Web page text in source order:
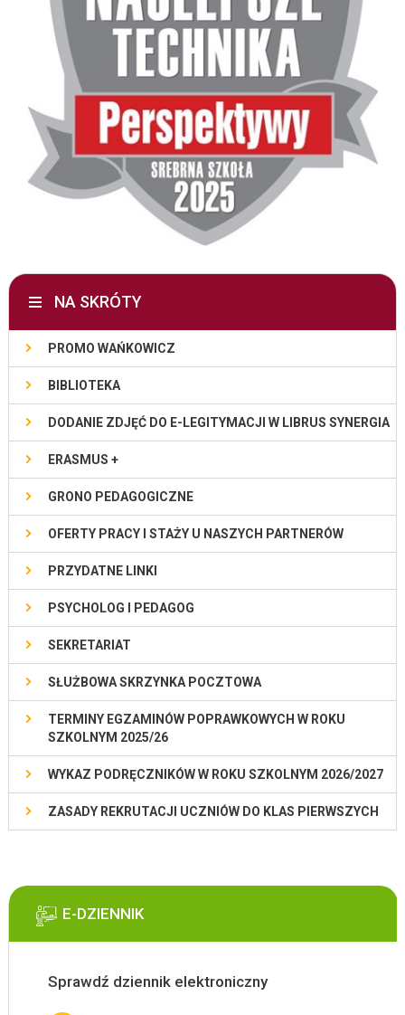
NA SKRÓTY
PROMO WAŃKOWICZ
BIBLIOTEKA
DODANIE ZDJĘĆ DO E-LEGITYMACJI W LIBRUS SYNERGIA
ERASMUS +
GRONO PEDAGOGICZNE
OFERTY PRACY I STAŻY U NASZYCH PARTNERÓW
PRZYDATNE LINKI
PSYCHOLOG I PEDAGOG
SEKRETARIAT
SŁUŻBOWA SKRZYNKA POCZTOWA
TERMINY EGZAMINÓW POPRAWKOWYCH W ROKU
SZKOLNYM 2025/26
WYKAZ PODRĘCZNIKÓW W ROKU SZKOLNYM 2026/2027
ZASADY REKRUTACJI UCZNIÓW DO KLAS PIERWSZYCH
E-DZIENNIK
Sprawdź dziennik elektroniczny